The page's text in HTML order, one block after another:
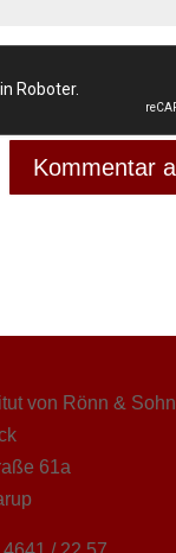
von Rönn & Sohn
61a